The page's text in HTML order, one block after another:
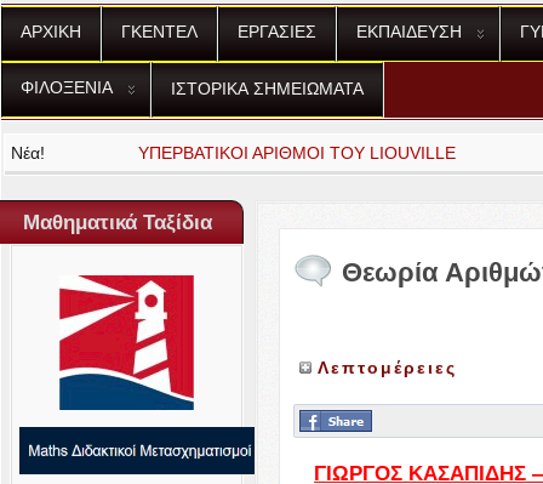
ΑΡΧΙΚΗ ΓΚΕΝΤΕΛ ΕΡΓΑΣΙΕΣ ΕΚΠΑΙΔΕΥΣΗ
ΦΙΛΟΞΕΝΙΑ ΙΣΤΟΡΙΚΑ ΣΗΜΕΙΩΜΑΤΑ
Νέα! ΥΠΕΡΒΑΤΙΚΟΙ ΑΡΙΘΜΟΙ ΤΟΥ LIOU­VILLE
Μαθηματικά Ταξίδια
Θεωρία
Λεπτομέρειες
ΓΙΩΡΓΟΣ ΚΑΣΑΠΙΔΗΣ